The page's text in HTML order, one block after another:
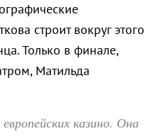
строит вокруг этого
Только в финале,
Матильда
казино. Она